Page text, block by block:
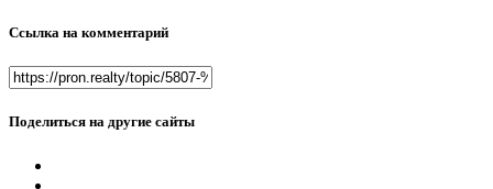
Ссылка на комментарий
Поделиться на другие сайты